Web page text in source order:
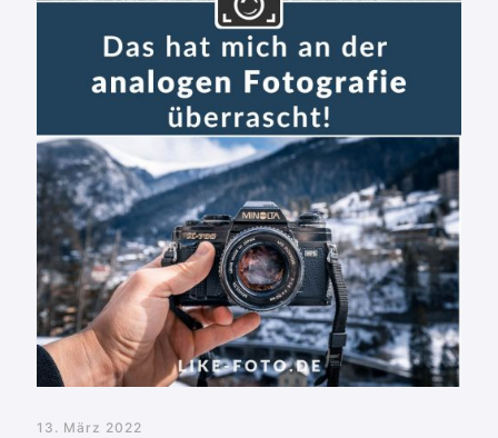
13. März 2022